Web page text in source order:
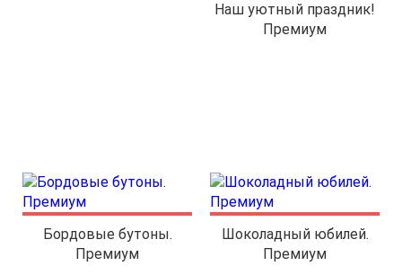
Наш уютный праздник!
Премиум
Бордовые бутоны.
Премиум
Шоколадный юбилей.
Премиум